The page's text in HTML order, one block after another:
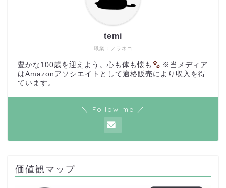
職業：ノラネコ
temi
豊かな100歳を迎えよう。心も体も懐も
※当メディア
はAmazonアソシエイトとして適格販売により収入を得
ています。
＼ Follow me ／
価値観マップ